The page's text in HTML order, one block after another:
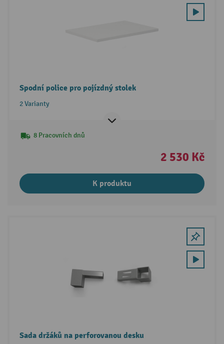
Spodní police pro pojízdný stolek
2 Varianty
8 Pracovních dnů
2 530 Kč
K produktu
Sada držáků na perforovanou desku